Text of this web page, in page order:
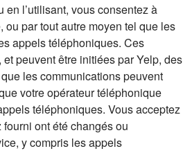
en l’utilisant, vous consentez à
par tout autre moyen tel que les
appels téléphoniques. Ces
peuvent être initiées par Yelp, des
les communications peuvent
votre opérateur téléphonique
téléphoniques. Vous acceptez
ont été changés ou
y compris les appels